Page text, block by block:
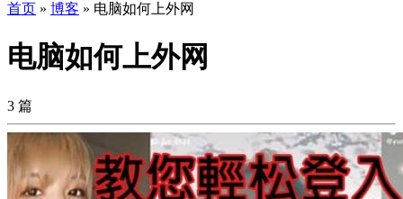
首页 » 博客 » 电脑如何上外网
电脑如何上外网
3 篇